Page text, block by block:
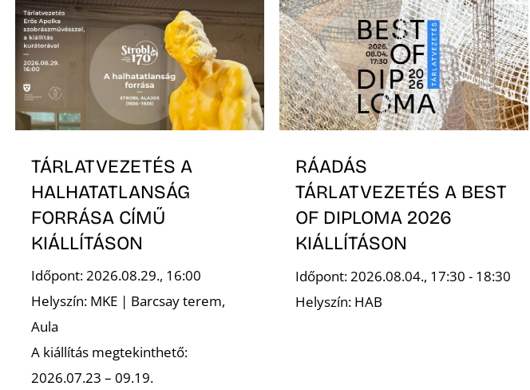
TÁRLATVEZETÉS A
HALHATATLANSÁG
FORRÁSA CÍMŰ
KIÁLLÍTÁSON
Időpont: 2026.08.29., 16:00
Helyszín: MKE | Barcsay terem,
Aula
A kiállítás megtekinthető:
2026.07.23 – 09.19.
RÁADÁS
TÁRLATVEZETÉS A BEST
OF DIPLOMA 2026
KIÁLLÍTÁSON
Időpont: 2026.08.04., 17:30 - 18:30
Helyszín: HAB